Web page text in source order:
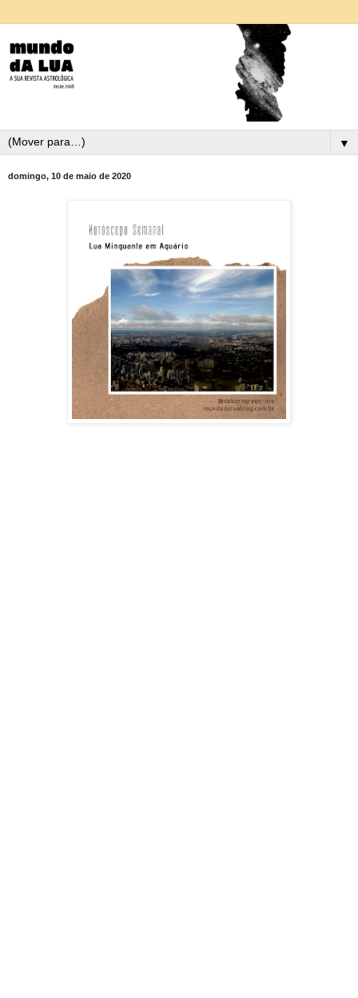
▼
domingo, 10 de maio de 2020